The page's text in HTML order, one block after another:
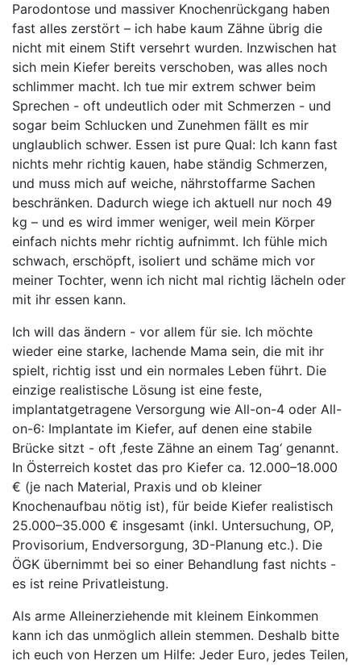
Parodontose und massiver Knochenrückgang haben
fast alles zerstört – ich habe kaum Zähne übrig die
nicht mit einem Stift versehrt wurden. Inzwischen hat
sich mein Kiefer bereits verschoben, was alles noch
schlimmer macht. Ich tue mir extrem schwer beim
Sprechen - oft undeutlich oder mit Schmerzen - und
sogar beim Schlucken und Zunehmen fällt es mir
unglaublich schwer. Essen ist pure Qual: Ich kann fast
nichts mehr richtig kauen, habe ständig Schmerzen,
und muss mich auf weiche, nährstoffarme Sachen
beschränken. Dadurch wiege ich aktuell nur noch 49
kg – und es wird immer weniger, weil mein Körper
einfach nichts mehr richtig aufnimmt. Ich fühle mich
schwach, erschöpft, isoliert und schäme mich vor
meiner Tochter, wenn ich nicht mal richtig lächeln oder
mit ihr essen kann.
Ich will das ändern - vor allem für sie. Ich möchte
wieder eine starke, lachende Mama sein, die mit ihr
spielt, richtig isst und ein normales Leben führt. Die
einzige realistische Lösung ist eine feste,
implantatgetragene Versorgung wie All-on-4 oder All-
on-6: Implantate im Kiefer, auf denen eine stabile
Brücke sitzt - oft ‚feste Zähne an einem Tag‘ genannt.
In Österreich kostet das pro Kiefer ca. 12.000–18.000
€ (je nach Material, Praxis und ob kleiner
Knochenaufbau nötig ist), für beide Kiefer realistisch
25.000–35.000 € insgesamt (inkl. Untersuchung, OP,
Provisorium, Endversorgung, 3D-Planung etc.). Die
ÖGK übernimmt bei so einer Behandlung fast nichts -
es ist reine Privatleistung.
Als arme Alleinerziehende mit kleinem Einkommen
kann ich das unmöglich allein stemmen. Deshalb bitte
ich euch von Herzen um Hilfe: Jeder Euro, jedes Teilen,